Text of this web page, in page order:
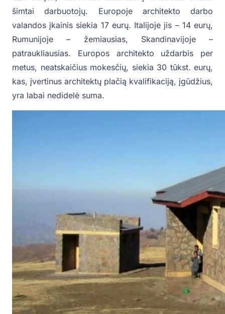
šimtai darbuotojų. Europoje architekto darbo
valandos įkainis siekia 17 eurų. Italijoje jis – 14 eurų,
Rumunijoje – žemiausias, Skandinavijoje –
patraukliausias. Europos architekto uždarbis per
metus, neatskaičius mokesčių, siekia 30 tūkst. eurų,
kas, įvertinus architektų plačią kvalifikaciją, įgūdžius,
yra labai nedidelė suma.